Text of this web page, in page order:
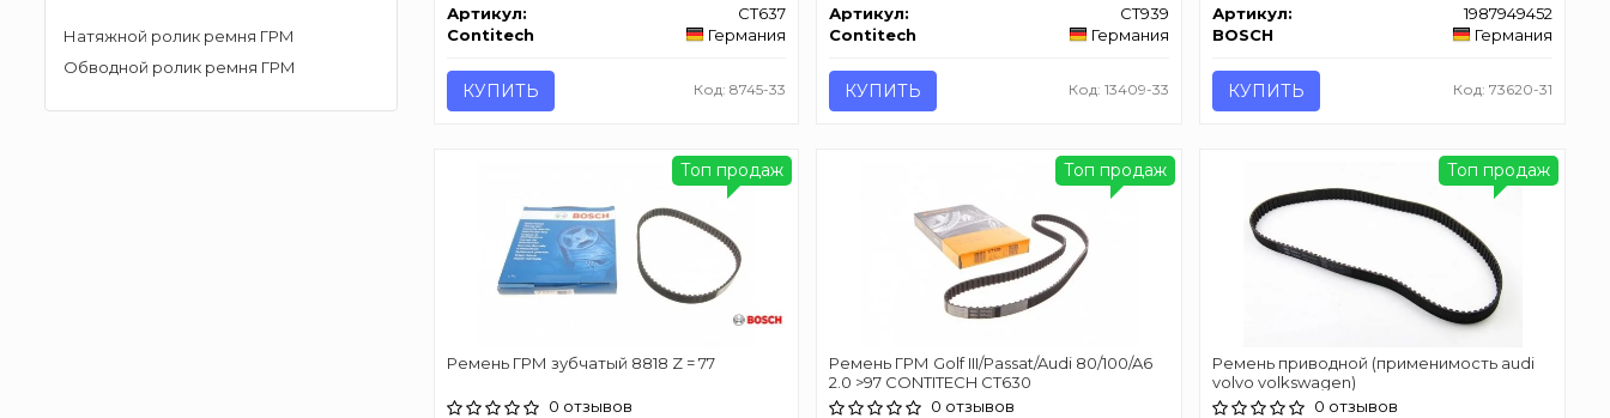
Натяжной ролик ремня ГРМ
Обводной ролик ремня ГРМ
Артикул:
CT637
Contitech
Германия
КУПИТЬ Код: 8745-33
Артикул:
CT939
Contitech
Германия
КУПИТЬ Код: 13409-33
Артикул:
1987949452
BOSCH
Германия
КУПИТЬ Код: 73620-31
Ремень ГРМ зубчатый 8818 Z = 77
0 отзывов
Топ продаж
Ремень ГРМ Golf III/Passat/Audi 80/100/A6
2.0 >97 CONTITECH CT630
0 отзывов
Топ продаж
Ремень приводной (применимость audi
volvo volkswagen)
0 отзывов
Топ продаж